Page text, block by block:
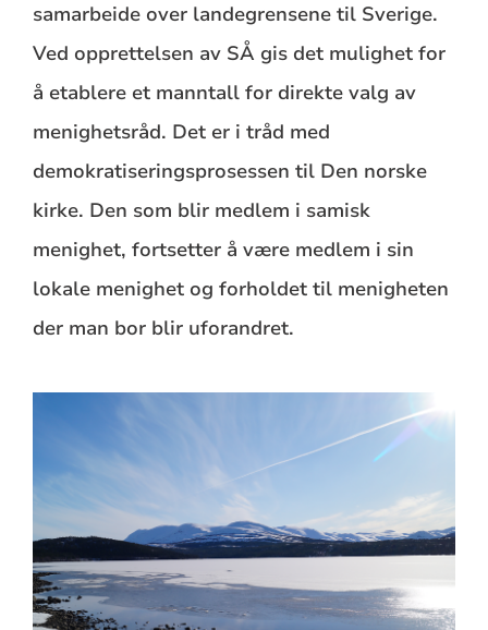
samarbeide over landegrensene til Sverige.
Ved opprettelsen av SÅ gis det mulighet for
å etablere et manntall for direkte valg av
menighetsråd. Det er i tråd med
demokratiseringsprosessen til Den norske
kirke. Den som blir medlem i samisk
menighet, fortsetter å være medlem i sin
lokale menighet og forholdet til menigheten
der man bor blir uforandret.